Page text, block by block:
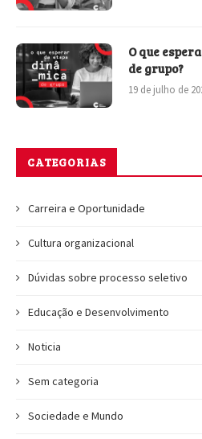
O que
de grupo?
19 de julho de
CATEGORIAS
Carreira e Oportunidade
Cultura organizacional
Dúvidas sobre processo seletivo
Educação e Desenvolvimento
Noticia
Sem categoria
Sociedade e Mundo